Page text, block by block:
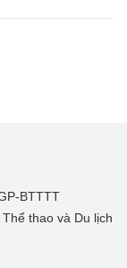
BTTTT
thao và Du lịch